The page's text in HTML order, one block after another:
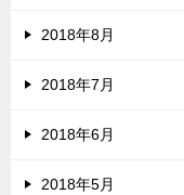
2018年8月
2018年7月
2018年6月
2018年5月